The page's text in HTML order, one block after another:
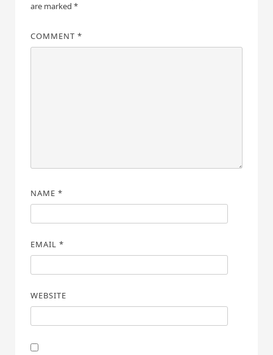
are marked *
COMMENT *
NAME *
EMAIL *
WEBSITE